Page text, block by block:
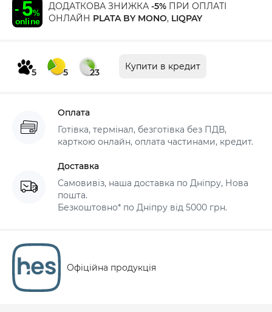
ДОДАТКОВА ЗНИЖКА -5% ПРИ ОПЛАТІ
ОНЛАЙН PLATA BY MONO, LIQPAY
5 5 23
Купити в кредит
Оплата
Готівка, термінал, безготівка без ПДВ,
карткою онлайн, оплата частинами, кредит.
Доставка
Самовивіз, наша доставка по Дніпру, Нова
пошта.
Безкоштовно* по Дніпру від 5000 грн.
Офіційна продукція